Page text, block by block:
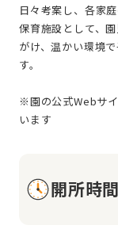
日々考案し、各家
保育施設として、
がけ、温かい環境
す。
※園の公式Webサ
開所時間